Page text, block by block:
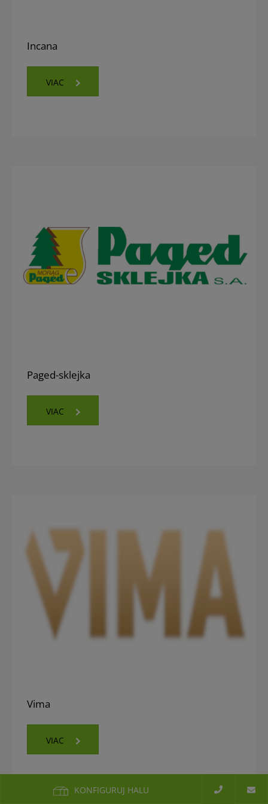
KONFIGURUJ HALU
Incana
VIAC
Paged-sklejka
VIAC
Vima
VIAC